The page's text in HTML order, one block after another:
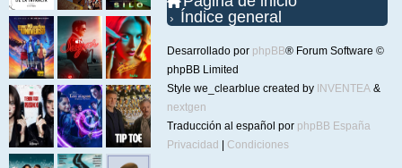
Índice general
Desarrollado por phpBB® Forum Software ©
phpBB Limited
Style we_clearblue created by INVENTEA &
nextgen
Traducción al español por phpBB España
Privacidad
Condiciones